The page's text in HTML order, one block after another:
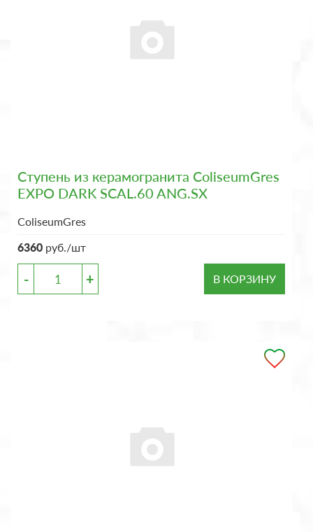
Ступень из керамогранита ColiseumGres
EXPO DARK SCAL.60 ANG.SX
ColiseumGres
6360 руб./шт
- + В КОРЗИНУ